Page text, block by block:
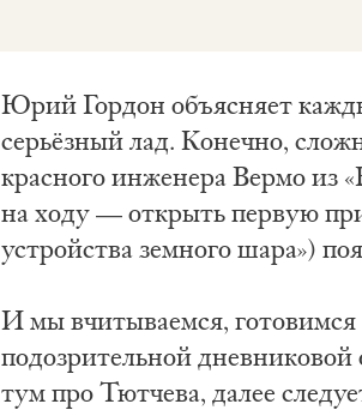
Юрий Гор­дон объ­яс­ня­ет
серьёз­ный лад. Ко­неч­но,
крас­но­го ин­же­не­ра Вер­мо из
на хо­ду — от­крыть пер­вую
устрой­ства зем­но­го ша­ра»)
И мы вчи­ты­ва­ем­ся, го­то­вим­ся
по­до­зри­тель­ной
тум про Тют­че­ва, да­лее